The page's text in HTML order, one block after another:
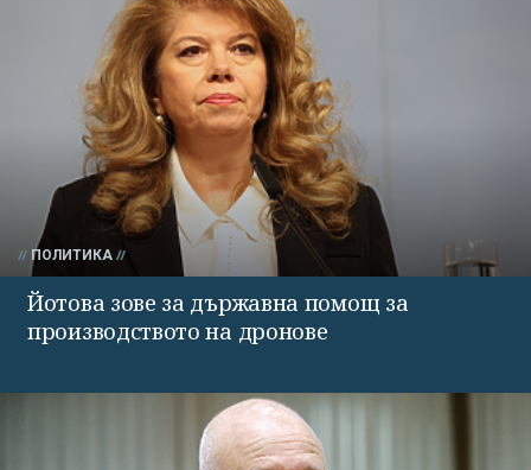
ПОЛИТИКА
Йотова зове за държавна помощ за
производството на дронове